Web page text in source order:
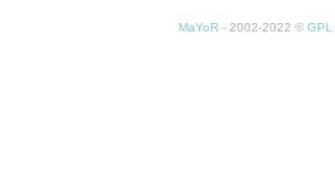
MaYoR - 2002-2022 © GPL